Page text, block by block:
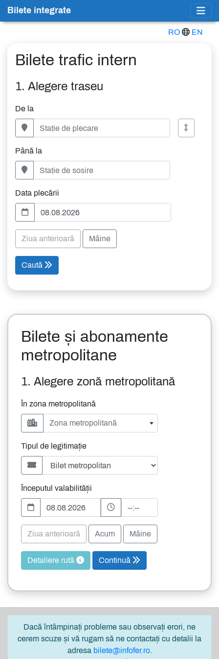
Bilete integrate
RO EN
Bilete trafic intern
1. Alegere traseu
De la
Până la
Data plecării
Ziua anterioară Mâine
Caută
Bilete și abonamente
metropolitane
1. Alegere zonă metropolitană
În zona metropolitană
Zona metropolitană
Tipul de legitimație
Începutul valabilității
Ziua anterioară Acum Mâine
Detaliere rută Continuă
Dacă întâmpinați probleme sau observați erori, ne
cerem scuze și vă rugam să ne contactați cu detalii la
adresa bilete@infofer.ro.